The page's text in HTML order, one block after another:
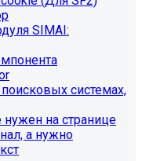
SIMAI:
системах,
нужен на странице
а нужно